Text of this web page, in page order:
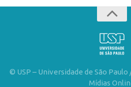
Conexão Inter-USP
© USP – Universidade de São
Mídias